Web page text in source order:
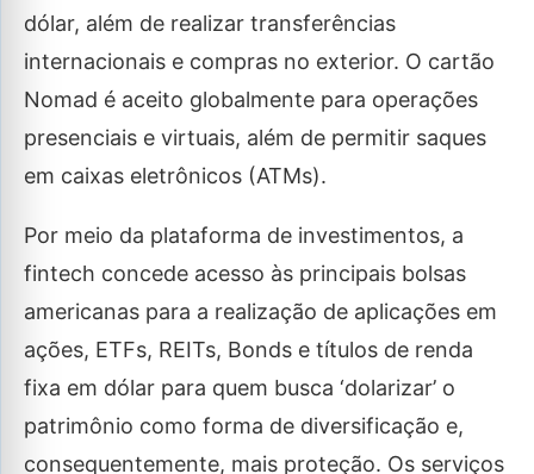
dólar, além de realizar transferências
internacionais e compras no exterior. O cartão
Nomad é aceito globalmente para operações
presenciais e virtuais, além de permitir saques
em caixas eletrônicos (ATMs).
Por meio da plataforma de investimentos, a
fintech concede acesso às principais bolsas
americanas para a realização de aplicações em
ações, ETFs, REITs, Bonds e títulos de renda
fixa em dólar para quem busca ‘dolarizar’ o
patrimônio como forma de diversificação e,
consequentemente, mais proteção. Os serviços